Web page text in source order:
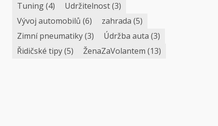
Tuning(4) Udržitelnost(3)
Vývoj automobilů (6) zahrada (5)
Zimní pneumatiky(3) Údržba auta (3)
Řidičské tipy(5) ŽenaZaVolantem (13)